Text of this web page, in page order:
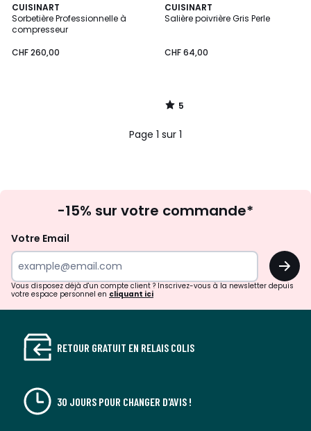
CUISINART
Sorbetière Professionnelle à
compresseur
CHF 260,00
CUISINART
Salière poivrière Gris Perle
CHF 64,00
5
/
5
/
Page 1 sur 1
à
newsletter
-15% sur votre commande*
Votre Email
OK
Vous disposez déjà d'un compte client ? Inscrivez-vous à la newsletter depuis
votre espace personnel en cliquant ici
RETOUR GRATUIT EN RELAIS COLIS
30 JOURS POUR CHANGER D'AVIS !